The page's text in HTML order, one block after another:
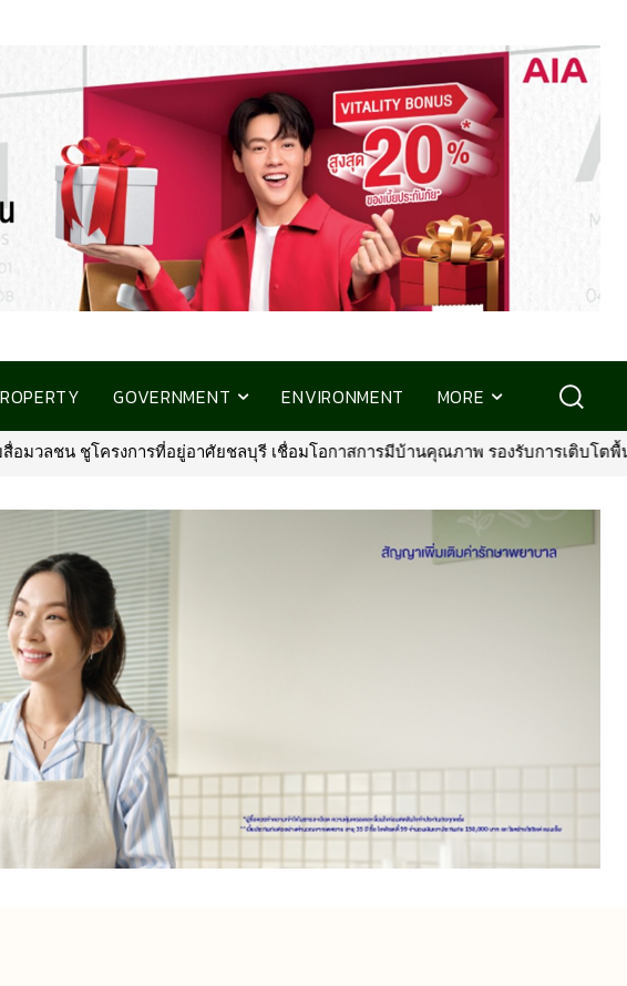
GOVERNMENT ENVIRONMENT MORE
สการมีบ้านคุณภาพ รองรับการเติบโตพื้นที่ EEC•พรูเด็นเชียล ประเทศไทย จับมือ